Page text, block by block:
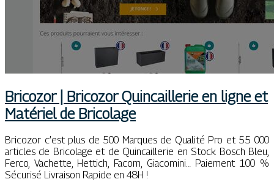
Bricozor | Bricozor Quin­cail­le­rie en ligne et
Matériel de Bricolage
Bricozor c’est plus de 500 Marques de Qualité Pro et 55 000
articles de Bricolage et de Quincaillerie en Stock Bosch Bleu,
Ferco, Vachette, Hettich, Facom, Giacomini… Paiement 100 %
Sécurisé Livraison Rapide en 48H !